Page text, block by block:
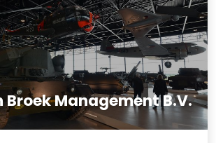
Broek Management B.V.